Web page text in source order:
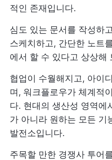
적인 존재입니다.
심도 있는 문서를 작성하
스케치하고, 간단한 노트
에서 할 수 있다고 상상해
협업이 수월해지고, 아이
며, 워크플로우가 체계적
다. 현대의 생산성 영역에
가 아니라 원하는 모든 기
발전소입니다.
주목할 만한 경쟁사 투어